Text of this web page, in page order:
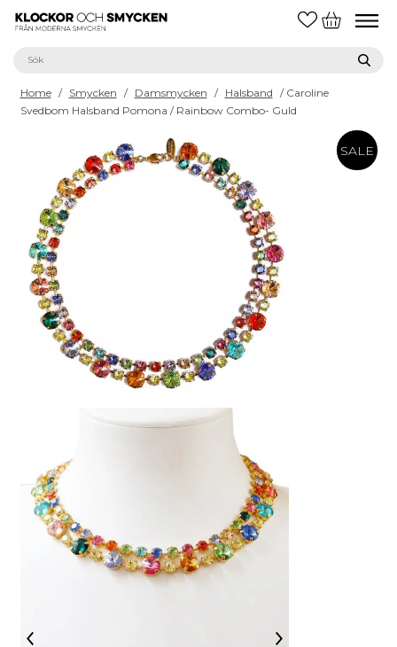
Home / Smycken / Damsmycken / Halsband / Caroline
Svedbom Halsband Pomona / Rainbow Combo- Guld
SALE